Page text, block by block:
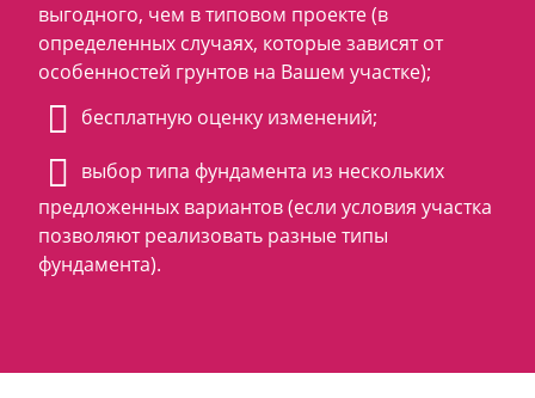
выгодного, чем в типовом проекте (в
определенных случаях, которые зависят от
особенностей грунтов на Вашем участке);
бесплатную оценку изменений;
выбор типа фундамента из нескольких
предложенных вариантов (если условия участка
позволяют реализовать разные типы
фундамента).